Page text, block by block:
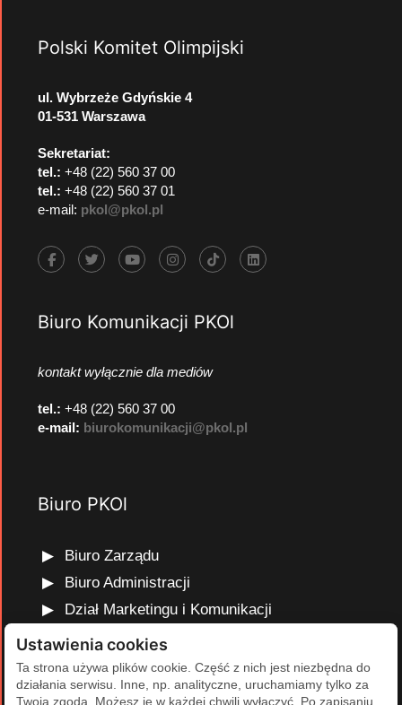
Polski Komitet Olimpijski
ul. Wybrzeże Gdyńskie 4
01-531 Warszawa
Sekretariat:
tel.: +48 (22) 560 37 00
tel.: +48 (22) 560 37 01
e-mail: pkol@pkol.pl
Biuro Komunikacji PKOl
kontakt wyłącznie dla mediów
tel.: +48 (22) 560 37 00
e-mail: biurokomunikacji@pkol.pl
Biuro PKOl
Biuro Zarządu
Biuro Administracji
Dział Marketingu i Komunikacji
Dział Edukacji Olimpijskiej
Dział Finansów i Kadr
Dział Projektów Olimpijskich
Ustawienia cookies
Ta strona używa plików cookie. Część z nich jest niezbędna do
działania serwisu. Inne, np. analityczne, uruchamiamy tylko za
Twoją zgodą. Możesz je w każdej chwili wyłączyć. Po zapisaniu